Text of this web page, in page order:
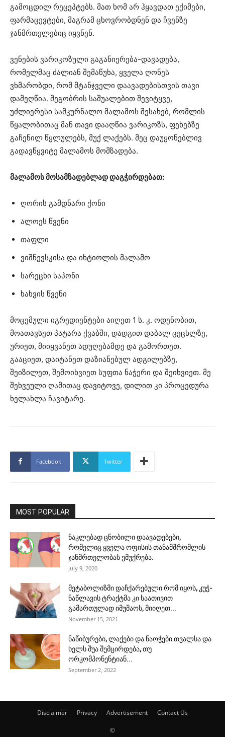
გამოცდილ რეცეპტებს. მათ ხომ არ ჰყავდათ ექიმები,
ფარმაცევტები, მაგრამ ცხოვრობდნენ და ჩვენზე
ჯანმრთელებიც იყვნენ.
ვენების ვარიკოზული გაგანიერება-დავადება,
რომელმაც ძალიან შემაწუხა, ყველა ღონეს
ვხმარობდი, რომ მტანჯველი დაავადებისთვის თავი
დამეღწია. მეგობრის საშუალებით შევიტყვე,
უძლიერესი სამკურნალო მალამოს შესახებ, რომლის
წყალობითაც მან თავი დააღწია ვარიკოზს, ფეხებზე
გაჩენილ წყლულებს, მუქ ლაქებს. მეც დაუყონებლივ
გადავწყვიტე მალამოს მომზადება.
მალამოს მოსამზადებლად დაგჭირდებათ:
ღორის გამდნარი ქონი
ალოეს წვენი
თაფლი
ვიშნევსკისა და იხტიოლის მალამო
სარეცხი საპონი
ხახვის წვენი
მოცემული იგრედიენტები აიღეთ 1 ს. კ. ოდენობით,
მოათავსეთ პატარა ქვაბში, დადგით დაბალ ცეცხლზე,
ურიეთ, მიიყვანეთ ადუღებამდე და გამორთეთ.
გააციეთ, დაიტანეთ დაზიანებულ ადგილებზე,
შეიზილეთ, შემოიხვიეთ სუფთა ნაჭერი და შეიხვიეთ. მე
შეხვეული ღამითაც დავიტოვე, დილით კი პროცედურა
ხელახლა ჩავიტარე.
Facebook Twitter
MOST POPULAR
ნაკლებად ცნობილი დაავადებები,
რომელიც ყველა ოფისის თანამშრომლის
ჯანმრთელობას ემუქრება.
July 9, 2020
მეტაბოლიზმი დაჩქარებული რომ იყოს, კუჭ-
ნაწლავის ტრაქტმა კი საათივით
გამართულად იმუშაოს, მიიღეთ...
November 15, 2021
ნაწიბურები, ლაქები და ნაოჭები თვალსა და
ხელს შუა შემცირდება, თუ
ორკომპონენტიან...
September 2, 2022
Disclaimer Privacy Advertisement Contact Us
©